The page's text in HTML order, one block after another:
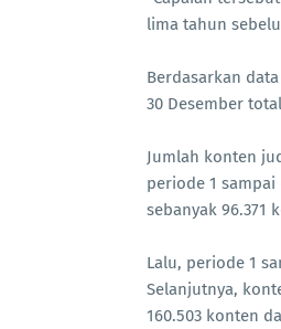
lima tahun
Berdasarkan
30 Desember
Jumlah konten
periode 1 sampai
sebanyak 96.371
Lalu, periode 1
Selanjutnya,
160.503 konten